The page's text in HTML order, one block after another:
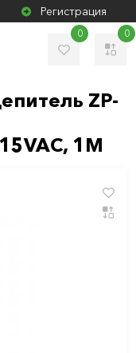
Регистрация
0 0
ZP-
1М